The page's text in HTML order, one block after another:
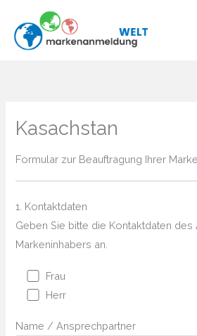
Inhalt
springen
Kasachstan
Formular zur Beauftragung Ihrer
1. Kontaktdaten
Geben Sie bitte die Kontaktdaten
Markeninhabers an.
Frau
Herr
Name / Ansprechpartner